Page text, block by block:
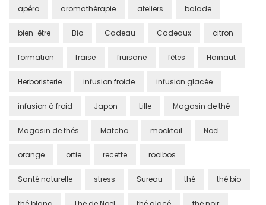
apéro aromathérapie ateliers balade
bien-être Bio Cadeau Cadeaux citron
formation fraise fruisane fêtes Hainaut
Herboristerie infusion froide infusion glacée
infusion à froid Japon Lille Magasin de thé
Magasin de thés Matcha mocktail Noël
orange ortie recette rooibos
Santé naturelle stress Sureau thé thé bio